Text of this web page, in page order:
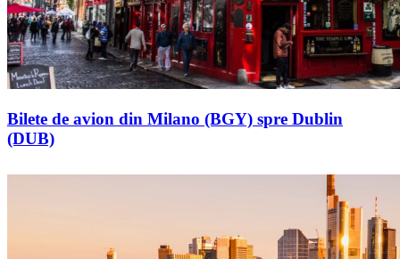
Bilete de avion din Milano (BGY) spre Dublin
(DUB)